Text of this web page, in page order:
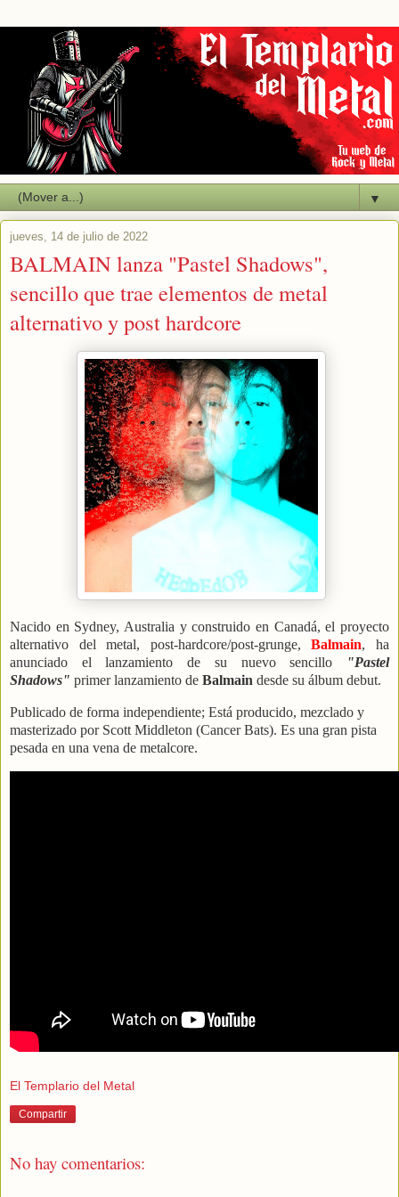
▼
jueves, 14 de julio de 2022
BALMAIN lanza "Pastel Shadows",
sencillo que trae elementos de metal
alternativo y post hardcore
Nacido en Sydney, Australia y construido en Canadá, el proyecto
alternativo del metal, post-hardcore/post-grunge,Balmain, ha
anunciado el lanzamiento de su nuevo sencillo "Pastel
Shadows" primer lanzamiento de Balmain desde su álbum debut.
Publicado de forma independiente; Está producido, mezclado y
masterizado por Scott Middleton (Cancer Bats). Es una gran pista
pesada en una vena de metalcore.
El Templario del Metal
Compartir
No hay comentarios: